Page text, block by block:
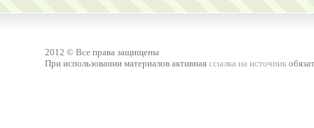
2012 © Все права защищены
При использовании материалов активная ссылка на источник